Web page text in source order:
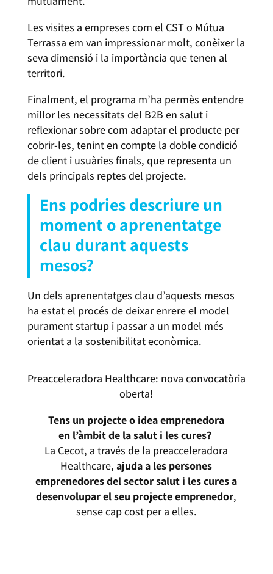
Les visites a empreses com el CST o Mútua
Terrassa em van impressionar molt, conèixer la
seva dimensió i la importància que tenen al
territori.
Finalment, el programa m’ha permès entendre
millor les necessitats del B2B en salut i
reflexionar sobre com adaptar el producte per
cobrir-les, tenint en compte la doble condició
de client i usuàries finals, que representa un
dels principals reptes del projecte.
Ens podries descriure un
moment o aprenentatge
clau durant aquests
mesos?
Un dels aprenentatges clau d’aquests mesos
ha estat el procés de deixar enrere el model
purament startup i passar a un model més
orientat a la sostenibilitat econòmica.
Preacceleradora Healthcare: nova convocatòria
oberta!
Tens un projecte o idea emprenedora
en l’àmbit de la salut i les cures?
La Cecot, a través de la preacceleradora
Healthcare,ajuda a les persones
emprenedores del sector salut i les cures a
desenvolupar el seu projecte emprenedor,
sense cap cost per a elles.